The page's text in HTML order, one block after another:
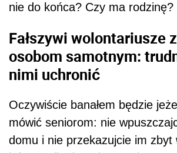
nie do końca? Czy ma rodzinę?
Fałszywi wolontariusze
osobom samotnym:
nimi uchronić
Oczywiście banałem będzie
mówić seniorom: nie
domu i nie przekazujcie im zbyt